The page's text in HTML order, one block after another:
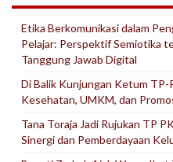
Etika Berkomunikasi dalam
Pelajar: Perspektif Semiotika
Tanggung Jawab Digital
Di Balik Kunjungan Ketum TP-
Kesehatan, UMKM, dan
Tana Toraja Jadi Rujukan TP
Sinergi dan Pemberdayaan